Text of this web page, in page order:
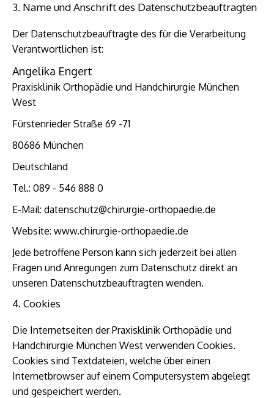
3. Name und Anschrift des Datenschutzbeauftragten
Der Datenschutzbeauftragte des für die Verarbeitung
Verantwortlichen ist:
Angelika Engert
Praxisklinik Orthopädie und Handchirurgie München
West
Fürstenrieder Straße 69 -71
80686 München
Deutschland
Tel.: 089 - 546 888 0
E-Mail: datenschutz@chirurgie-orthopaedie.de
Website: www.chirurgie-orthopaedie.de
Jede betroffene Person kann sich jederzeit bei allen
Fragen und Anregungen zum Datenschutz direkt an
unseren Datenschutzbeauftragten wenden.
4. Cookies
Die Internetseiten der Praxisklinik Orthopädie und
Handchirurgie München West verwenden Cookies.
Cookies sind Textdateien, welche über einen
Internetbrowser auf einem Computersystem abgelegt
und gespeichert werden.